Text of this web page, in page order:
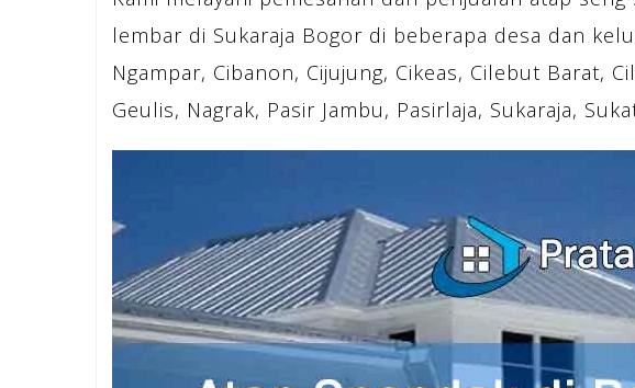
lembar di Sukaraja Bogor di beberapa desa dan
Ngampar, Cibanon, Cijujung, Cikeas, Cilebut Barat,
Geulis, Nagrak, Pasir Jambu, Pasirlaja, Sukaraja,